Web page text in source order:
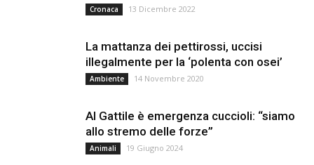
Cronaca 13 Dicembre 2022
La mattanza dei pettirossi, uccisi
illegalmente per la ‘polenta con osei’
Ambiente 14 Novembre 2020
Al Gattile è emergenza cuccioli: “siamo
allo stremo delle forze”
Animali 19 Giugno 2024